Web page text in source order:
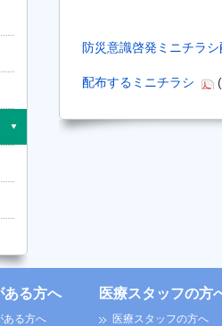
防災意識啓発ミニチラ
配布するミニチラシ
ある方へ
ある方へ
医療スタッフの方
医療スタッフの方へ